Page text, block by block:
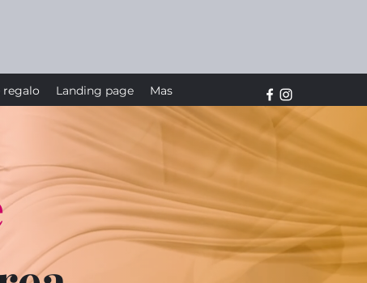
regalo Landing page Mas